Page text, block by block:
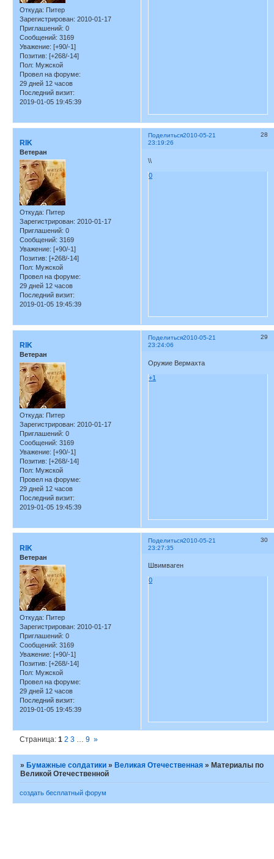
Откуда: Питер
Зарегистрирован: 2010-01-17
Приглашений: 0
Сообщений: 3169
Уважение: [+90/-1]
Позитив: [+268/-14]
Пол: Мужской
Провел на форуме:
29 дней 12 часов
Последний визит:
2019-01-05 19:45:39
Поделиться 28
2010-05-21
23:19:26
RIK
Ветеран
Откуда: Питер
Зарегистрирован: 2010-01-17
Приглашений: 0
Сообщений: 3169
Уважение: [+90/-1]
Позитив: [+268/-14]
Пол: Мужской
Провел на форуме:
29 дней 12 часов
Последний визит:
2019-01-05 19:45:39
\\
0
Поделиться 29
2010-05-21
23:24:06
RIK
Ветеран
Откуда: Питер
Зарегистрирован: 2010-01-17
Приглашений: 0
Сообщений: 3169
Уважение: [+90/-1]
Позитив: [+268/-14]
Пол: Мужской
Провел на форуме:
29 дней 12 часов
Последний визит:
2019-01-05 19:45:39
Оружие Вермахта
+1
Поделиться 30
2010-05-21
23:27:35
RIK
Ветеран
Откуда: Питер
Зарегистрирован: 2010-01-17
Приглашений: 0
Сообщений: 3169
Уважение: [+90/-1]
Позитив: [+268/-14]
Пол: Мужской
Провел на форуме:
29 дней 12 часов
Последний визит:
2019-01-05 19:45:39
Швимваген
0
Страница:1 2 3 … 9 »
»Бумажные солдатики »Великая Отечественная »Материалы по
Великой Отечественной
создать бесплатный форум